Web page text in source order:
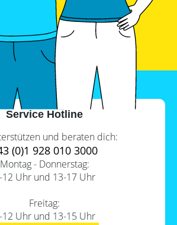
Service Hotline
und beraten dich:
(0)1 928 010 3000
Montag - Donnerstag:
12 Uhr und 13-17 Uhr
Freitag:
12 Uhr und 13-15 Uhr